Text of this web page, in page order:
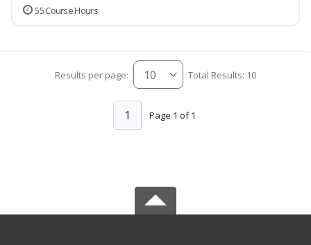
55 Course Hours
Results per page: Total Results: 10
Page 1 of 1
1